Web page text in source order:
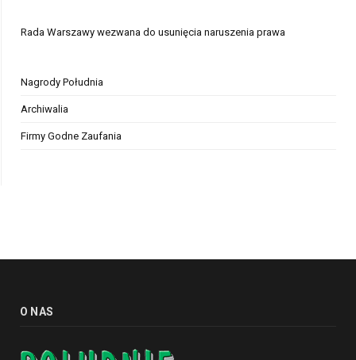
Rada Warszawy wezwana do usunięcia naruszenia prawa
Nagrody Południa
Archiwalia
Firmy Godne Zaufania
O NAS